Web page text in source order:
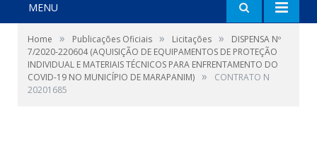
MENU
Home » Publicações Oficiais » Licitações »
DISPENSA Nº
7/2020-220604 (AQUISIÇÃO DE EQUIPAMENTOS DE PROTEÇÃO
INDIVIDUAL E MATERIAIS TÉCNICOS PARA ENFRENTAMENTO DO
COVID-19 NO MUNICÍPIO DE MARAPANIM) »
CONTRATO N
20201685